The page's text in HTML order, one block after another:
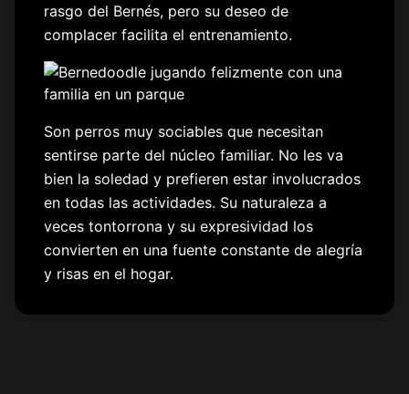
rasgo del Bernés, pero su deseo de
complacer facilita el entrenamiento.
Son perros muy sociables que necesitan
sentirse parte del núcleo familiar. No les va
bien la soledad y prefieren estar involucrados
en todas las actividades. Su naturaleza a
veces tontorrona y su expresividad los
convierten en una fuente constante de alegría
y risas en el hogar.